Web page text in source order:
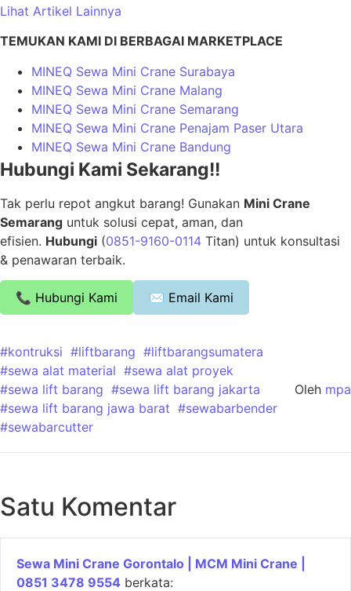
Lihat Artikel Lainnya
TEMUKAN KAMI DI BERBAGAI MARKETPLACE
MINEQ Sewa Mini Crane Surabaya
MINEQ Sewa Mini Crane Malang
MINEQ Sewa Mini Crane Semarang
MINEQ Sewa Mini Crane Penajam Paser Utara
MINEQ Sewa Mini Crane Bandung
Hubungi Kami Sekarang!!
Tak perlu repot angkut barang! Gunakan Mini Crane
Semarang untuk solusi cepat, aman, dan
efisien. Hubungi (0851-9160-0114 Titan) untuk konsultasi
& penawaran terbaik.
📞 Hubungi Kami ✉ Email Kami
#kontruksi #liftbarang #liftbarangsumatera
#sewa alat material #sewa alat proyek
#sewa lift barang #sewa lift barang jakarta
#sewa lift barang jawa barat #sewabarbender
#sewabarcutter
Oleh mpa
Satu Komentar
Sewa Mini Crane Gorontalo | MCM Mini Crane |
0851 3478 9554 berkata: